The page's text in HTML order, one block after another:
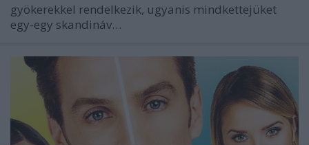
gyökerekkel rendelkezik, ugyanis mindkettejüket
egy-egy skandináv…